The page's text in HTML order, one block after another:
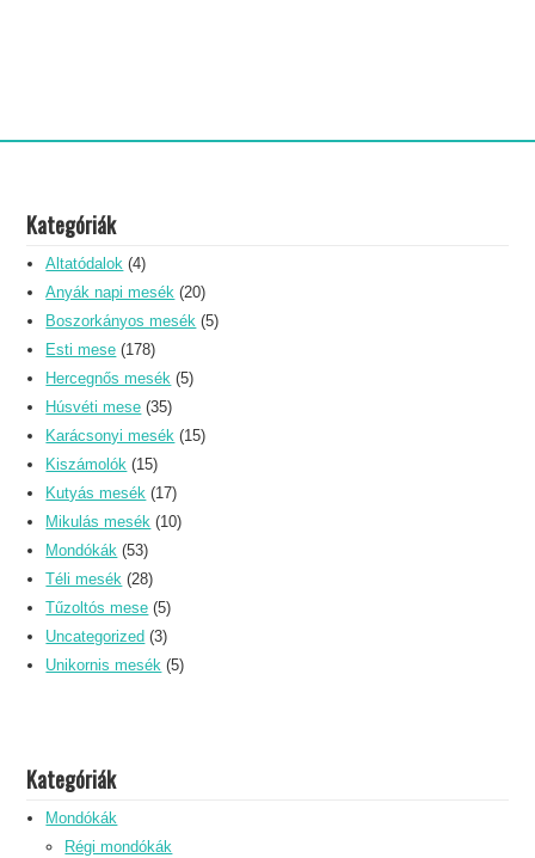
Kategóriák
Altatódalok (4)
Anyák napi mesék (20)
Boszorkányos mesék (5)
Esti mese (178)
Hercegnős mesék (5)
Húsvéti mese (35)
Karácsonyi mesék (15)
Kiszámolók (15)
Kutyás mesék (17)
Mikulás mesék (10)
Mondókák (53)
Téli mesék (28)
Tűzoltós mese (5)
Uncategorized (3)
Unikornis mesék (5)
Kategóriák
Mondókák
Régi mondókák